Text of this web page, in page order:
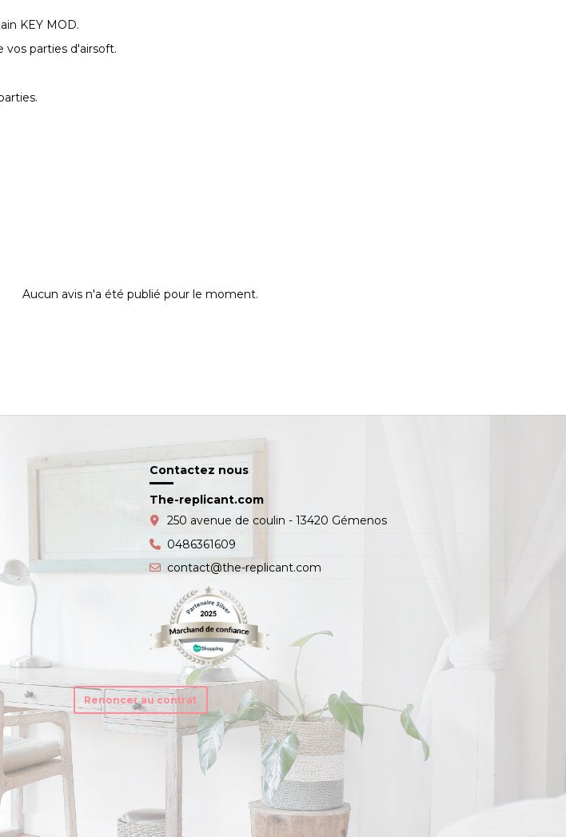
KEY MOD.
vos parties d'airsoft.
Aucun avis n'a été publié pour le moment.
Contactez nous
The-replicant.com
250 avenue de coulin - 13420 Gémenos
0486361609
contact@the-replicant.com
Renoncer au contrat